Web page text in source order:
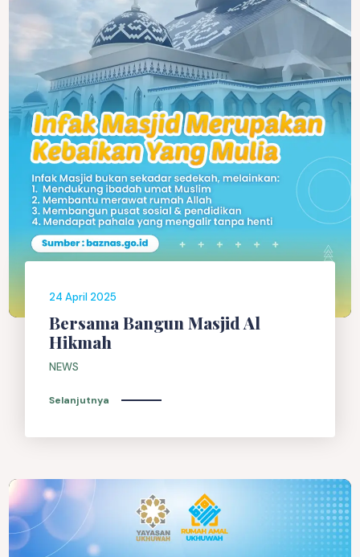
24 April 2025
Bersama Bangun Masjid Al
Hikmah
NEWS
Selanjutnya